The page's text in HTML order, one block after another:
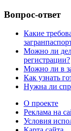
Вопрос-ответ
Какие
Можно ли
регистрации?
Можно ли в
Как узнать
Нужна ли
О проекте
Реклама на
Условия